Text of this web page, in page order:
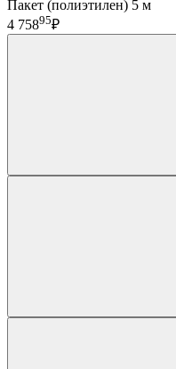
Пакет (полиэтилен) 5 м
4 75895₽